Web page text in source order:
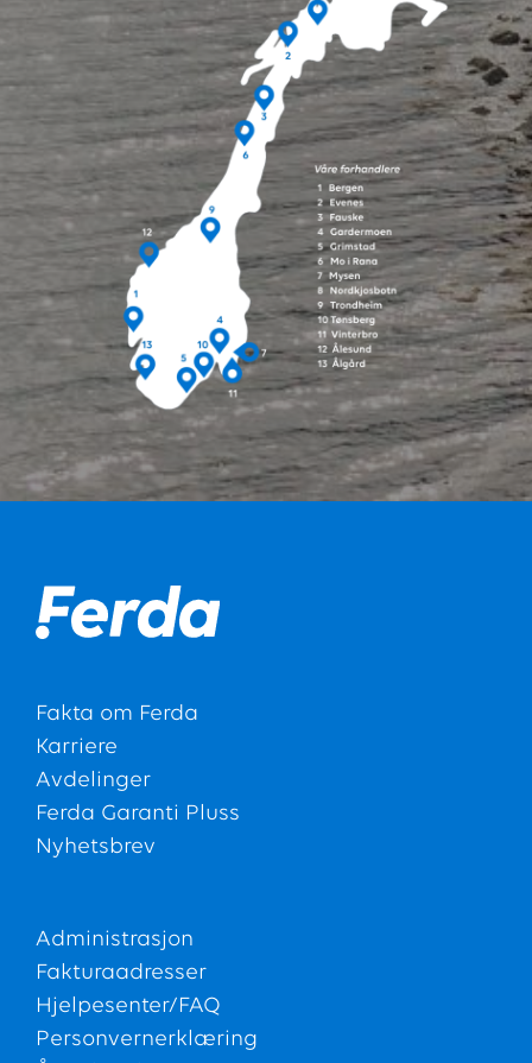
Fakta om Ferda
Karriere
Avdelinger
Ferda Garanti Pluss
Nyhetsbrev
Administrasjon
Fakturaadresser
Hjelpesenter/FAQ
Personvernerklæring